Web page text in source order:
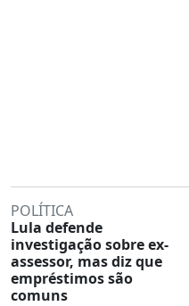
POLÍTICA
Lula defende
investigação sobre ex-
assessor, mas diz que
empréstimos são
comuns